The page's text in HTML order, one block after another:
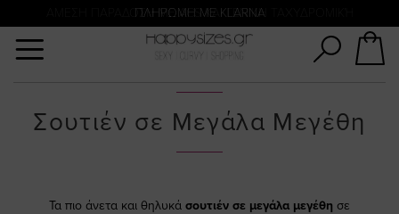
ΠΛΗΡΩΜΗ ΜΕ KLARNA
ΑΜΕΣΗ ΠΑΡΑΔΟΣΗ ΜΕ ACS ΚΑΙ ΓΕΝΙΚΗ ΤΑΧΥΔΡΟΜΙΚΉ
Σουτιέν σε Μεγάλα Μεγέθη
Τα πιο άνετα και θηλυκά σουτιέν σε μεγάλα μεγέθη σε
Αναζήτηση